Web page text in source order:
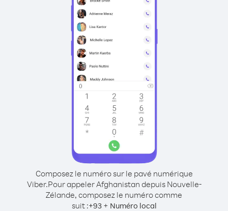
Composez le numéro sur le pavé numérique
Viber.Pour appeler Afghanistan depuis Nouvelle-
Zélande, composez le numéro comme
suit :+93+ Numéro local